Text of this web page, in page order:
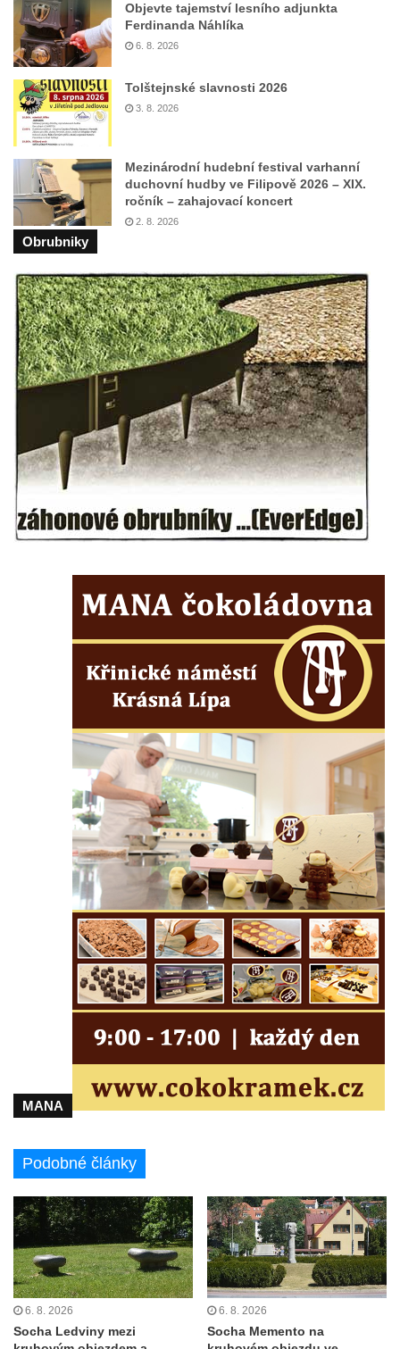
Povodňový sloup II. v Dobříni
Povodňový sloup I. v Dobříni
Socha svatého Floriána na domě čp. 3 v
Oparnu
Lavička Václava Havla v Pardubicích
Lavička Václava Havla v Novém Boru
Lavička Václava Havla v Krásné Lípě
na Mezní Louce
Kamenný obelisk na vyhlídce u Pravčické
brány
Sousoší svatého Václava, svatého Floriána
a svatého Jana Nepomuckého východně
od Mezné
Socha vodníka na trase naučné stezky v
Srbské Kamenici
Podstavec v zámecké zahradě v Duchcově
Sousoší dětí u obecního úřadu v Janově
Socha Andromedé u pavilonu Reinerovy
Socha Amfitrité u pavilonu Reinerovy fresky
v Duchcově
Socha Flóry u pavilonu Reinerovy fresky v
Duchcově
Socha Afrodité u pavilonu Reinerovy fresky
Pamětní kámen rybníka Barbory v
Duchcově
Delfín na Sfingovém rybníku v zámeckém
parku v Duchcově
Sfinga II. na Sfingovém rybníku v
zámeckém parku v Duchcově
Sfinga I. na Sfingovém rybníku v zámeckém
parku v Duchcově
Socha Minervy na nádvoří zámku v
Duchcově
Socha Herkula se saní na nádvoří zámku v
Duchcově
Socha Marse na nádvoří zámku v
Socha svatého Václava u kostela
Zvěstování Panny Marie v Duchcově
Socha svatého Prokopa u kostela
Zvěstování Panny Marie v Duchcově
Socha Hoch vytahující si trn z paty v Knížecí
zahradě v zámeckém parku v Duchcově
Socha Niké v Knížecí zahradě v zámeckém
parku v Duchcově
Objevte tajemství lesního adjunkta
Ferdinanda Náhlíka
6. 8. 2026
Tolštejnské slavnosti 2026
3. 8. 2026
Mezinárodní hudební festival varhanní
duchovní hudby ve Filipově 2026 – XIX.
ročník – zahajovací koncert
2. 8. 2026
Obrubniky
MANA
Podobné články
6. 8. 2026
Socha Ledviny mezi
6. 8. 2026
Socha Memento na